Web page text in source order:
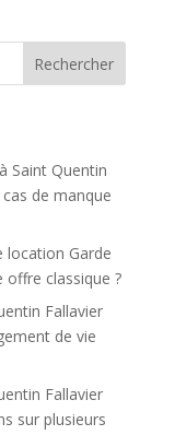
Rechercher
Saint Quentin
de manque
location Garde
offre classique ?
Fallavier
de vie
Fallavier
sur plusieurs